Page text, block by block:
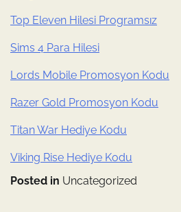
Top Eleven Hilesi Programsız
Sims 4 Para Hilesi
Lords Mobile Promosyon Kodu
Razer Gold Promosyon Kodu
Titan War Hediye Kodu
Viking Rise Hediye Kodu
Posted in Uncategorized